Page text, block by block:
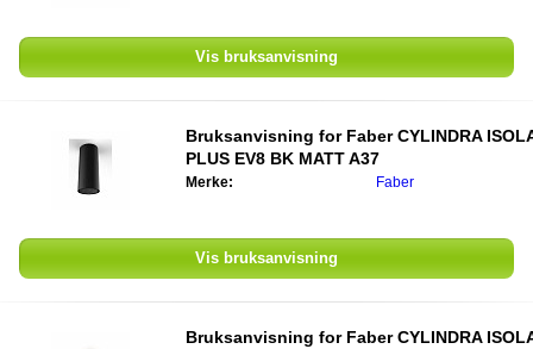
Vis bruksanvisning
Bruksanvisning for Faber CYLINDRA
PLUS EV8 BK MATT A37
Merke: Faber
Vis bruksanvisning
Bruksanvisning for Faber CYLINDRA